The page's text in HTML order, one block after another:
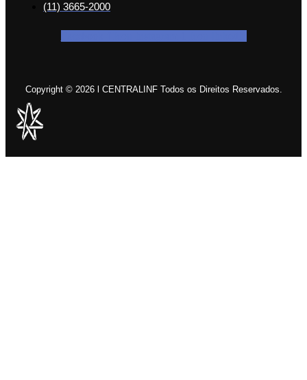
(11) 3665-2000
Copyright © 2026 l CENTRALINF Todos os Direitos Reservados.